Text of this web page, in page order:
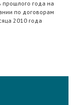
прошлого года на
по договорам
2010 года